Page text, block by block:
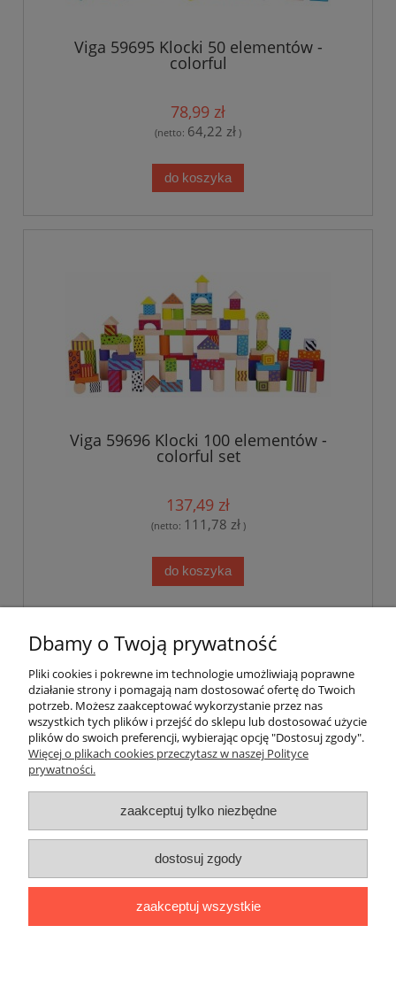
Viga 59695 Klocki 50 elementów -
colorful
78,99 zł
(netto: 64,22 zł )
do koszyka
Viga 59696 Klocki 100 elementów -
colorful set
137,49 zł
(netto: 111,78 zł)
do koszyka
« 2 3 »
Pomoc
Dostawa
Gwarancja i zwroty
O firmie
|ul. Sienkiewicza 11 F|59-850 Świeradów
Zdrój|TELEFON:608 087 097|MAIL:
Dbamy o Twoją prywatność
Pliki cookies i pokrewne im technologie umożliwiają poprawne
działanie strony i pomagają nam dostosować ofertę do Twoich
potrzeb. Możesz zaakceptować wykorzystanie przez nas
wszystkich tych plików i przejść do sklepu lub dostosować użycie
plików do swoich preferencji, wybierając opcję "Dostosuj zgody".
Więcej o plikach cookies przeczytasz w naszej Polityce
prywatności.
zaakceptuj tylko niezbędne
dostosuj zgody
zaakceptuj wszystkie